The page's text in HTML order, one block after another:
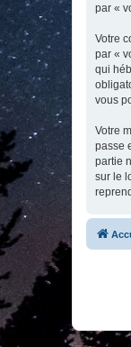
par «
Votre
par «
qui
vous
Votre
passe
partie
sur le